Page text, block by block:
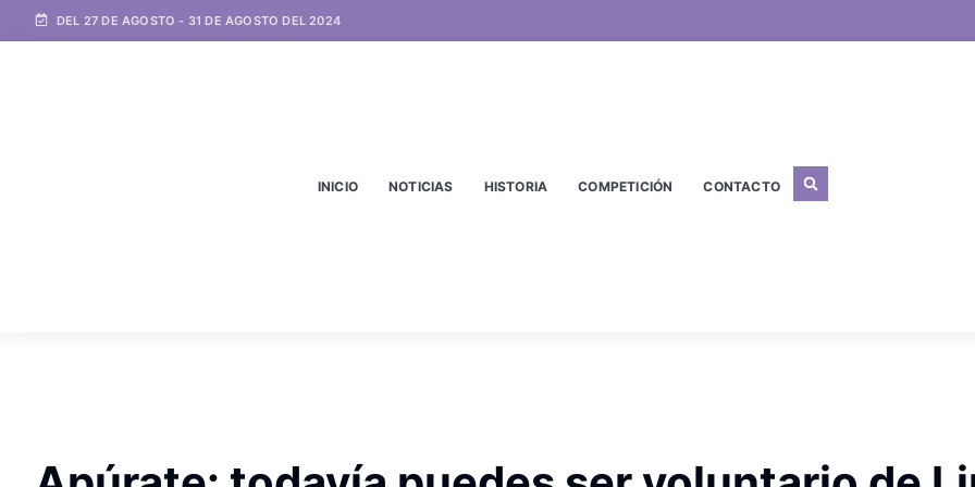
DEL 27 DE AGOSTO - 31 DE AGOSTO DEL 2024
INICIO NOTICIAS HISTORIA COMPETICIÓN CONTACTO